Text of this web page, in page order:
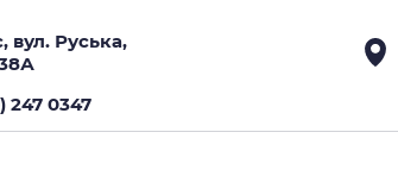
вул. Руська,
247 0347